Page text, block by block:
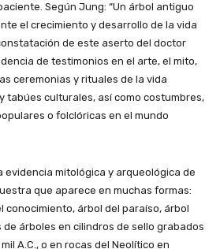
Según Jung: “Un árbol antiguo
el crecimiento y desarrollo de la vida
de este aserto del doctor
de testimonios en el arte, el mito,
ceremonias y rituales de la vida
tabúes culturales, así como costumbres,
o folclóricas en el mundo
evidencia mitológica y arqueológica de
que aparece en muchas formas:
conocimiento, árbol del paraíso, árbol
de árboles en cilindros de sello grabados
A.C., o en rocas del Neolítico en